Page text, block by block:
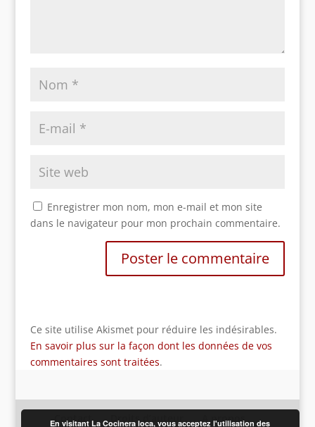
Enregistrer mon nom, mon e-mail et mon site
dans le navigateur pour mon prochain commentaire.
Ce site utilise Akismet pour réduire les indésirables.
En savoir plus sur la façon dont les données de vos
commentaires sont traitées.
Contact Droits d’auteur A propos
En visitant La Cocinera loca, vous acceptez l'utilisation des